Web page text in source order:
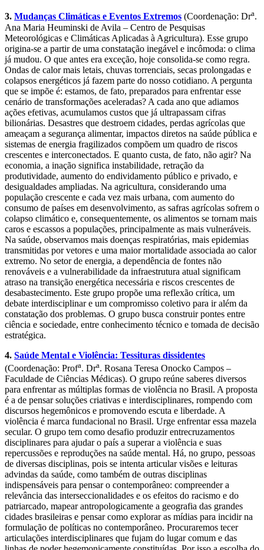
3. Mudanças Climáticas e Eventos Extremos (Coordenação: Dra.
Ana Maria Heuminski de Avila – Centro de Pesquisas
Meteorológicas e Climáticas Aplicadas à Agricultura). Esse grupo
origina-se a partir de uma constatação inegável e incômoda: o clima
já mudou. O que antes era exceção, hoje consolida-se como regra.
Ondas de calor mais letais, chuvas torrenciais, secas prolongadas e
colapsos energéticos já fazem parte do nosso cotidiano. A pergunta
que se impõe é: estamos, de fato, preparados para enfrentar esse
cenário de transformações aceleradas? A cada ano que adiamos
ações efetivas, acumulamos custos que já ultrapassam cifras
bilionárias. Desastres que destroem cidades, perdas agrícolas que
ameaçam a segurança alimentar, impactos diretos na saúde pública e
sistemas de energia fragilizados compõem um quadro de riscos
crescentes e interconectados. E quanto custa, de fato, não agir? Na
economia, a inação significa instabilidade, retração da
produtividade, aumento do endividamento público e privado, e
desigualdades ampliadas. Na agricultura, considerando uma
população crescente e cada vez mais urbana, com aumento do
consumo de países em desenvolvimento, as safras agrícolas sofrem o
colapso climático e, consequentemente, os alimentos se tornam mais
caros e escassos a populações, principalmente as mais vulneráveis.
Na saúde, observamos mais doenças respiratórias, mais epidemias
transmitidas por vetores e uma maior mortalidade associada ao calor
extremo. No setor de energia, a dependência de fontes não
renováveis e a vulnerabilidade da infraestrutura atual significam
atraso na transição energética necessária e riscos crescentes de
desabastecimento. Este grupo propõe uma reflexão crítica, um
debate interdisciplinar e um compromisso coletivo para ir além da
constatação dos problemas. O grupo busca construir pontes entre
ciência e sociedade, entre conhecimento técnico e tomada de decisão
estratégica.
4. Saúde Mental e Violência: Tessituras dissidentes
(Coordenação: Profa. Dra. Rosana Teresa Onocko Campos –
Faculdade de Ciências Médicas). O grupo reúne saberes diversos
para enfrentar as múltiplas formas de violência no Brasil. A proposta
é a de pensar soluções criativas e interdisciplinares, rompendo com
discursos hegemônicos e promovendo escuta e liberdade. A
violência é marca fundacional no Brasil. Urge enfrentar essa mazela
secular. O grupo tem como desafio produzir entrecruzamentos
disciplinares para ajudar o país a superar a violência e suas
repercussões e reproduções na saúde mental. Há, no grupo, pessoas
de diversas disciplinas, pois se intenta articular visões e leituras
advindas da saúde, como também de outras disciplinas
indispensáveis para pensar o contemporâneo: compreender a
relevância das interseccionalidades e os efeitos do racismo e do
patriarcado, mapear antropologicamente a geografia das grandes
cidades brasileiras e pensar como explorar as mídias para incidir na
formulação de políticas no contemporâneo. Procuraremos tecer
articulações interdisciplinares que fujam do lugar comum e das